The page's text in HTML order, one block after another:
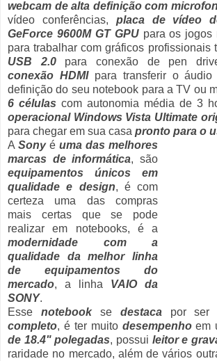
webcam de alta definição com
vídeo conferências, placa de vídeo
GeForce 9600M GT GPUpara os jogos
para trabalhar com gráficos profissionais
USB 2.0para conexão de pen
conexão HDMIpara transferir o
definição do seu notebook para a TV ou
6 células com autonomia média de 3
operacional Windows Vista Ultimate
para chegar em sua casa pronto para o
A Sony é uma das melhores
marcas de informática, são
equipamentos únicos em
qualidade e design, é com
certeza uma das compras
mais certas que se pode
realizar em notebooks, é a
modernidade com a
qualidade da melhor linha
de equipamentos do
mercado, a linha VAIO da
SONY.
Esse notebook se destaca por ser
completo, é ter muito desempenhoem
de 18.4" polegadas, possui leitor e
raridade no mercado, além de vários